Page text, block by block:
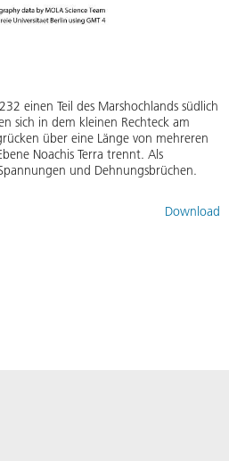
einen Teil des Marshochlands südlich
sich in dem kleinen Rechteck am
über eine Länge von mehreren
Noachis Terra trennt. Als
und Dehnungsbrüchen.
Download